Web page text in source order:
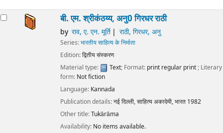
बी. एम. श्रीकंठय्य, अनु0 गिरधर राठी
by राव, ए. एन. मूर्ति राठी, गिरधर, अनु
Series:भारतीय साहित्य के निर्माता
Edition:द्वितीय संस्करण
Material type:
Text; Format: print regular print; Literary
form: Not fiction
Language: Kannada
Publication details:नई दिल्ली,साहित्य अकादेमी, भारत 1982
Other title:Tukārāma
Availability: No items available.